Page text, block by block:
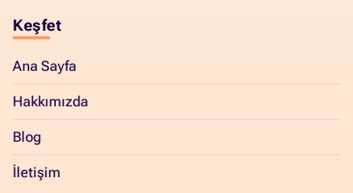
Keşfet
Ana Sayfa
Hakkımızda
Blog
İletişim